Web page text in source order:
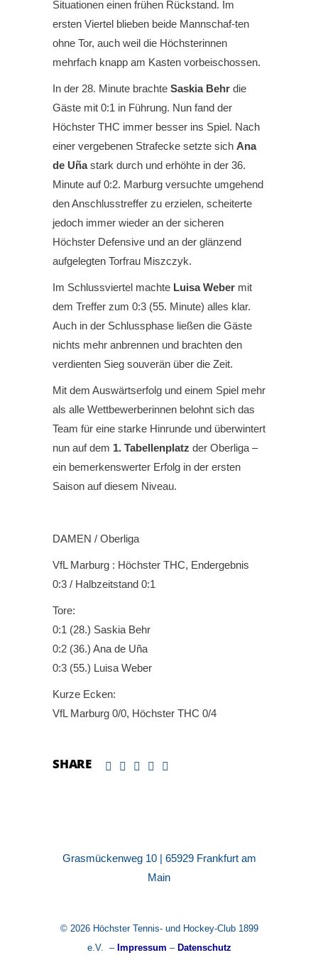
Situationen einen frühen Rückstand. Im
ersten Viertel blieben beide Mannschaf-ten
ohne Tor, auch weil die Höchsterinnen
mehrfach knapp am Kasten vorbeischossen.
In der 28. Minute brachte Saskia Behr die
Gäste mit 0:1 in Führung. Nun fand der
Höchster THC immer besser ins Spiel. Nach
einer vergebenen Strafecke setzte sich Ana
de Uñastark durch und erhöhte in der 36.
Minute auf 0:2. Marburg versuchte umgehend
den Anschlusstreffer zu erzielen, scheiterte
jedoch immer wieder an der sicheren
Höchster Defensive und an der glänzend
aufgelegten Torfrau Miszczyk.
Im Schlussviertel machte Luisa Weber mit
dem Treffer zum 0:3 (55. Minute) alles klar.
Auch in der Schlussphase ließen die Gäste
nichts mehr anbrennen und brachten den
verdienten Sieg souverän über die Zeit.
Mit dem Auswärtserfolg und einem Spiel mehr
als alle Wettbewerberinnen belohnt sich das
Team für eine starke Hinrunde und überwintert
nun auf dem 1. Tabellenplatz der Oberliga –
ein bemerkenswerter Erfolg in der ersten
Saison auf diesem Niveau.
DAMEN / Oberliga
VfL Marburg : Höchster THC, Endergebnis
0:3 / Halbzeitstand 0:1
Tore:
0:1 (28.) Saskia Behr
0:2 (36.) Ana de Uña
0:3 (55.) Luisa Weber
Kurze Ecken:
VfL Marburg 0/0, Höchster THC 0/4
SHARE
Grasmückenweg 10 | 65929 Frankfurt am
Main
© 2026 Höchster Tennis- und Hockey-Club 1899
e.V. – Impressum – Datenschutz